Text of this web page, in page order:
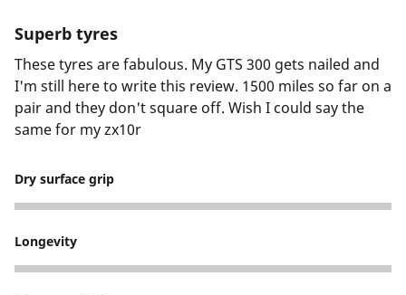
Superb tyres
These tyres are fabulous. My GTS 300 gets nailed and
I'm still here to write this review. 1500 miles so far on a
pair and they don't square off. Wish I could say the
same for my zx10r
Dry surface grip
5
Longevity
5